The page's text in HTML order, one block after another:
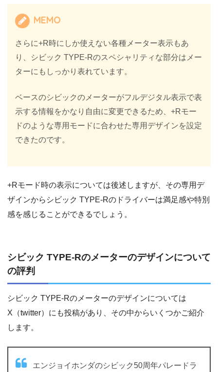
MEMO
さらに+R時にしか使えない各種メーター表示もあ
り、シビック TYPE-Rのスペシャリティな部分はメー
ターにもしっかり表れています。
ベースのシビックのメーターがフルデジタル表示で表
示する情報をかなり自由に変更できるため、+Rモー
ドのような専用モードに合わせた専用デザインを設定
できたのです。
+Rモード時の表示については後述しますが、その専用デ
ザインからシビック TYPE-Rのドライバーは満足感や特別
感を感じることができるでしょう。
シビック TYPE-Rのメーターのデザインについて
の評判
シビック TYPE-Rのメーターのデザインについては
X（twitter）にも投稿があり、その中からいくつかご紹介
します。
エンジョイホンダのシビック50周年パレードラ